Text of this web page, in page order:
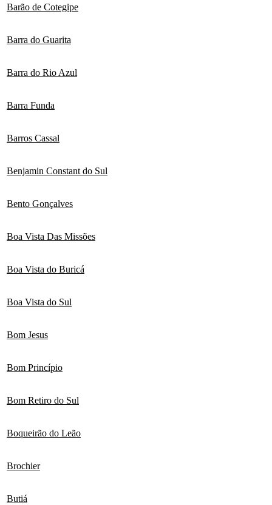
Barão de Cotegipe
Barra do Guarita
Barra do Rio Azul
Barra Funda
Barros Cassal
Benjamin Constant do Sul
Bento Gonçalves
Boa Vista Das Missões
Boa Vista do Buricá
Boa Vista do Sul
Bom Jesus
Bom Princípio
Bom Retiro do Sul
Boqueirão do Leão
Brochier
Butiá